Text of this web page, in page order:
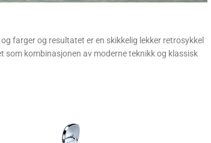
farger og resultatet er en skikkelig lekker retrosykkel
som kombinasjonen av moderne teknikk og klassisk